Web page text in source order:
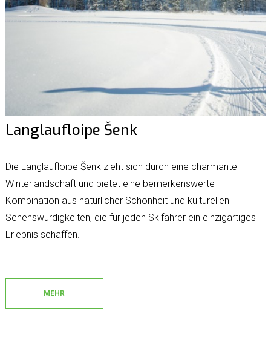
Langlaufloipe Šenk
Die Langlaufloipe Šenk zieht sich durch eine charmante
Winterlandschaft und bietet eine bemerkenswerte
Kombination aus natürlicher Schönheit und kulturellen
Sehenswürdigkeiten, die für jeden Skifahrer ein einzigartiges
Erlebnis schaffen.
MEHR